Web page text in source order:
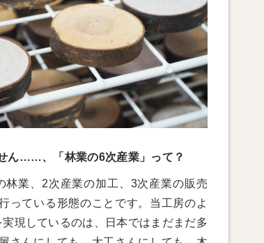
ん……、「林業の6次産業」って？
林業、2次産業の加工、3次産業の販売
っている形態のことです。当工房のよ
現しているのは、日本ではまだまだ多